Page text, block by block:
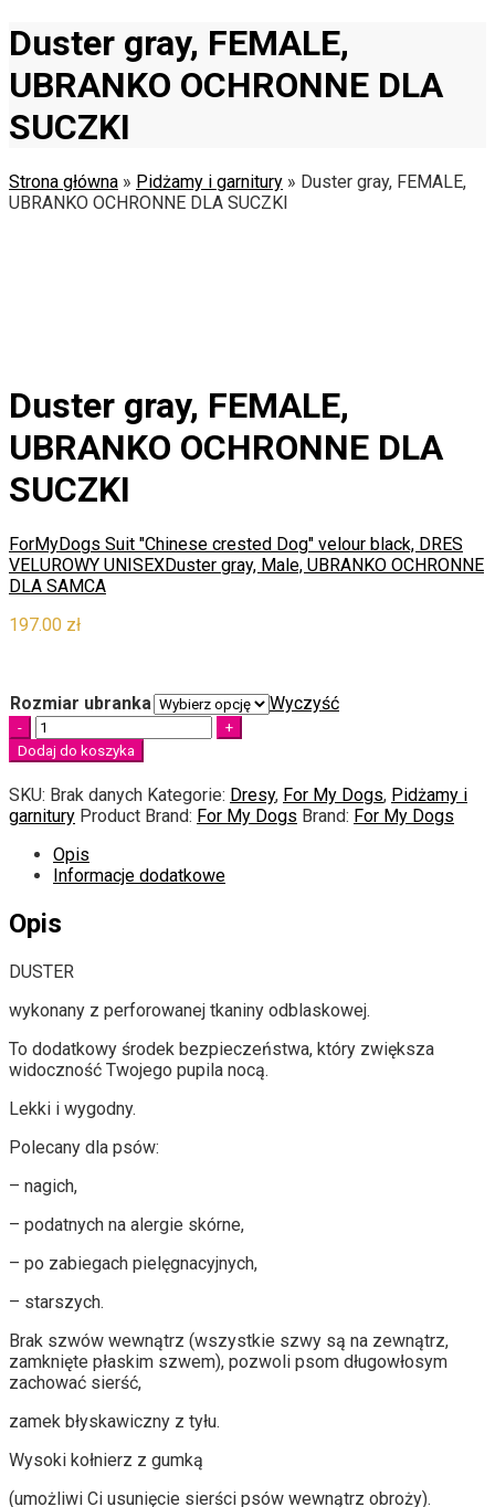
Duster gray, FEMALE,
UBRANKO OCHRONNE DLA
SUCZKI
Strona główna » Pidżamy i garnitury » Duster gray, FEMALE,
UBRANKO OCHRONNE DLA SUCZKI
Duster gray, FEMALE,
UBRANKO OCHRONNE DLA
SUCZKI
ForMyDogs Suit "Chinese crested Dog" velour black, DRES
VELUROWY UNISEXDuster gray, Male, UBRANKO OCHRONNE
DLA SAMCA
197.00 zł
Rozmiar ubranka
Wyczyść
Quantity
Dodaj do koszyka
SKU: Brak danych Kategorie: Dresy, For My Dogs, Pidżamy i
garnitury Product Brand: For My Dogs Brand: For My Dogs
Opis
Informacje dodatkowe
Opis
DUSTER
wykonany z perforowanej tkaniny odblaskowej.
To dodatkowy środek bezpieczeństwa, który zwiększa
widoczność Twojego pupila nocą.
Lekki i wygodny.
Polecany dla psów:
– nagich,
– podatnych na alergie skórne,
– po zabiegach pielęgnacyjnych,
– starszych.
Brak szwów wewnątrz (wszystkie szwy są na zewnątrz,
zamknięte płaskim szwem), pozwoli psom długowłosym
zachować sierść,
zamek błyskawiczny z tyłu.
Wysoki kołnierz z gumką
(umożliwi Ci usunięcie sierści psów wewnątrz obroży).